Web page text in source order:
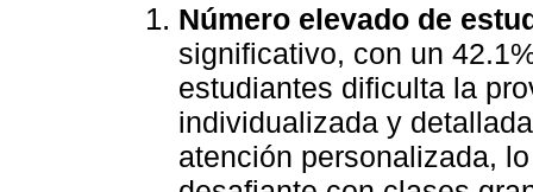
Número elevado de
significativo, con un
estudiantes dificulta la
individualizada y
atención personalizada,